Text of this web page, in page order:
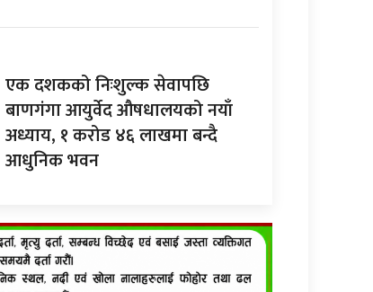
एक दशकको निःशुल्क सेवापछि
बाणगंगा आयुर्वेद औषधालयको नयाँ
अध्याय, १ करोड ४६ लाखमा बन्दै
आधुनिक भवन